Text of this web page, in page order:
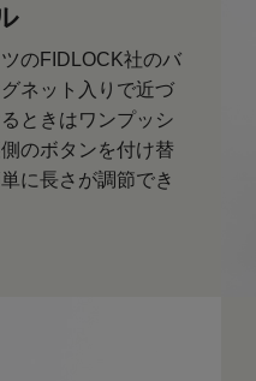
のFIDLOCK社のバ
ネット入りで近づ
ときはワンプッシ
のボタンを付け替
に長さが調節でき